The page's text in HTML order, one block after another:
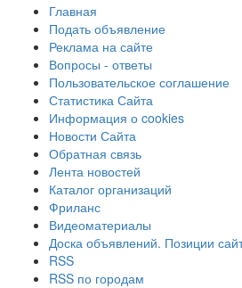
Главная
Подать объявление
Реклама на сайте
Вопросы - ответы
Пользовательское соглашение
Статистика Сайта
Информация о cookies
Новости Сайта
Обратная связь
Лента новостей
Каталог организаций
Фриланс
Видеоматериалы
Доска объявлений. Позиции
RSS
RSS по городам